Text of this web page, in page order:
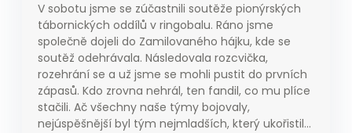
V sobotu jsme se zúčastnili soutěže pionýrských
tábornických oddílů v ringobalu. Ráno jsme
společně dojeli do Zamilovaného hájku, kde se
soutěž odehrávala. Následovala rozcvička,
rozehrání se a už jsme se mohli pustit do prvních
zápasů. Kdo zrovna nehrál, ten fandil, co mu plíce
stačili. Ač všechny naše týmy bojovaly,
nejúspěšnější byl tým nejmladších, který ukořistil…